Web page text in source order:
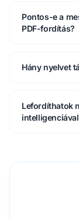
Pontos-e a
PDF-fordítás?
Hány nyelvet
Lefordíthatok